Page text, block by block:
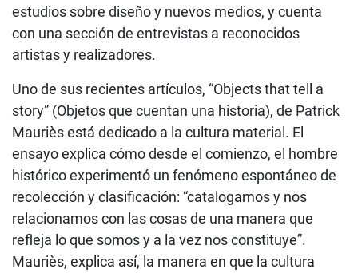
estudios sobre diseño y nuevos medios, y cuenta
con una sección de entrevistas a reconocidos
artistas y realizadores.
Uno de sus recientes artículos, “Objects that tell a
story” (Objetos que cuentan una historia), de Patrick
Mauriès está dedicado a la cultura material. El
ensayo explica cómo desde el comienzo, el hombre
histórico experimentó un fenómeno espontáneo de
recolección y clasificación: “catalogamos y nos
relacionamos con las cosas de una manera que
refleja lo que somos y a la vez nos constituye”.
Mauriès, explica así, la manera en que la cultura